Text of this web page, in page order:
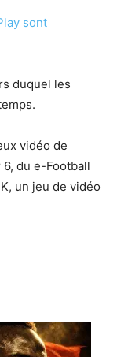
sont
duquel les
vidéo de
du e-Football
un jeu de vidéo